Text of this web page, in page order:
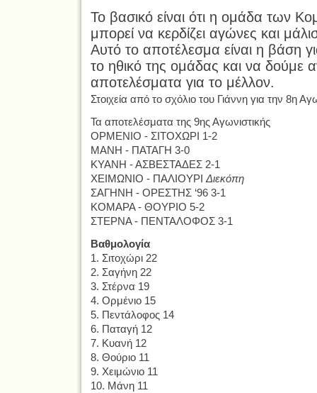
Το βασικό είναι ότι η ομάδα των
μπορεί να κερδίζει αγώνες και
Αυτό το αποτέλεσμα είναι η βάση
το ηθικό της ομάδας και να δούμε
αποτελέσματα για το μέλλον.
Στοιχεία από το σχόλιο του Γιάννη για την 8η
Τα αποτελέσματα της 9ης Αγωνιστικής
ΟΡΜΕΝΙΟ - ΣΙΤΟΧΩΡΙ 1-2
ΜΑΝΗ - ΠΑΤΑΓΗ 3-0
ΚΥΑΝΗ - ΑΣΒΕΣΤΑΔΕΣ 2-1
ΧΕΙΜΩΝΙΟ - ΠΑΛΙΟΥΡΙ Διεκόπη
ΣΑΓΗΝΗ - ΟΡΕΣΤΗΣ ‘96 3-1
ΚΟΜΑΡΑ - ΘΟΥΡΙΟ 5-2
ΣΤΕΡΝΑ - ΠΕΝΤΑΛΟΦΟΣ 3-1
Βαθμολογία
1. Σιτοχώρι 22
2. Σαγήνη 22
3. Στέρνα 19
4. Ορμένιο 15
5. Πεντάλοφος 14
6. Παταγή 12
7. Κυανή 12
8. Θούριο 11
9. Χειμώνιο 11
10. Μάνη 11